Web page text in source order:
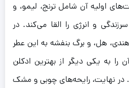
اولیه آن شامل ترنج، لیمو، و
و انرژی را القا می‌کند. در
هل، و برگ بنفشه به این عطر
به یکی دیگر از بهترین ادکلن
در نهایت، رایحه‌های چوبی و مشک